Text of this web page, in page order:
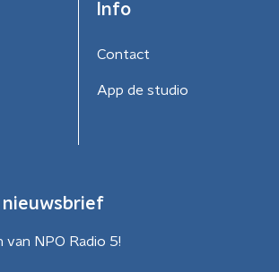
Info
Contact
App de studio
nieuwsbrief
van NPO Radio 5!